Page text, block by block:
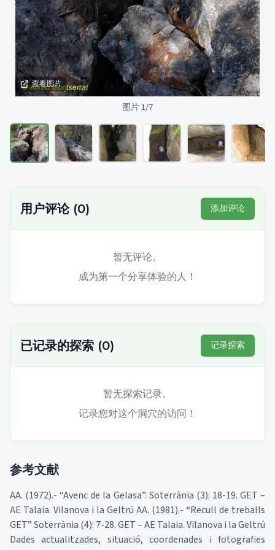
查看图片
图片 1/7
用户评论(0) 添加评论
暂无评论。
成为第一个分享体验的人！
已记录的探索 (0) 记录探索
暂无探索记录。
记录您对这个洞穴的访问！
参考文献
AA. (1972).- “Avenc de la Gelasa”. Soterrània (3): 18-19. GET –
AE Talaia. Vilanova i la Geltrú AA. (1981).- “Recull de treballs
GET” Soterrània (4): 7-28. GET – AE Talaia. Vilanova i la Geltrú
Dades actualitzades, situació, coordenades i fotografies